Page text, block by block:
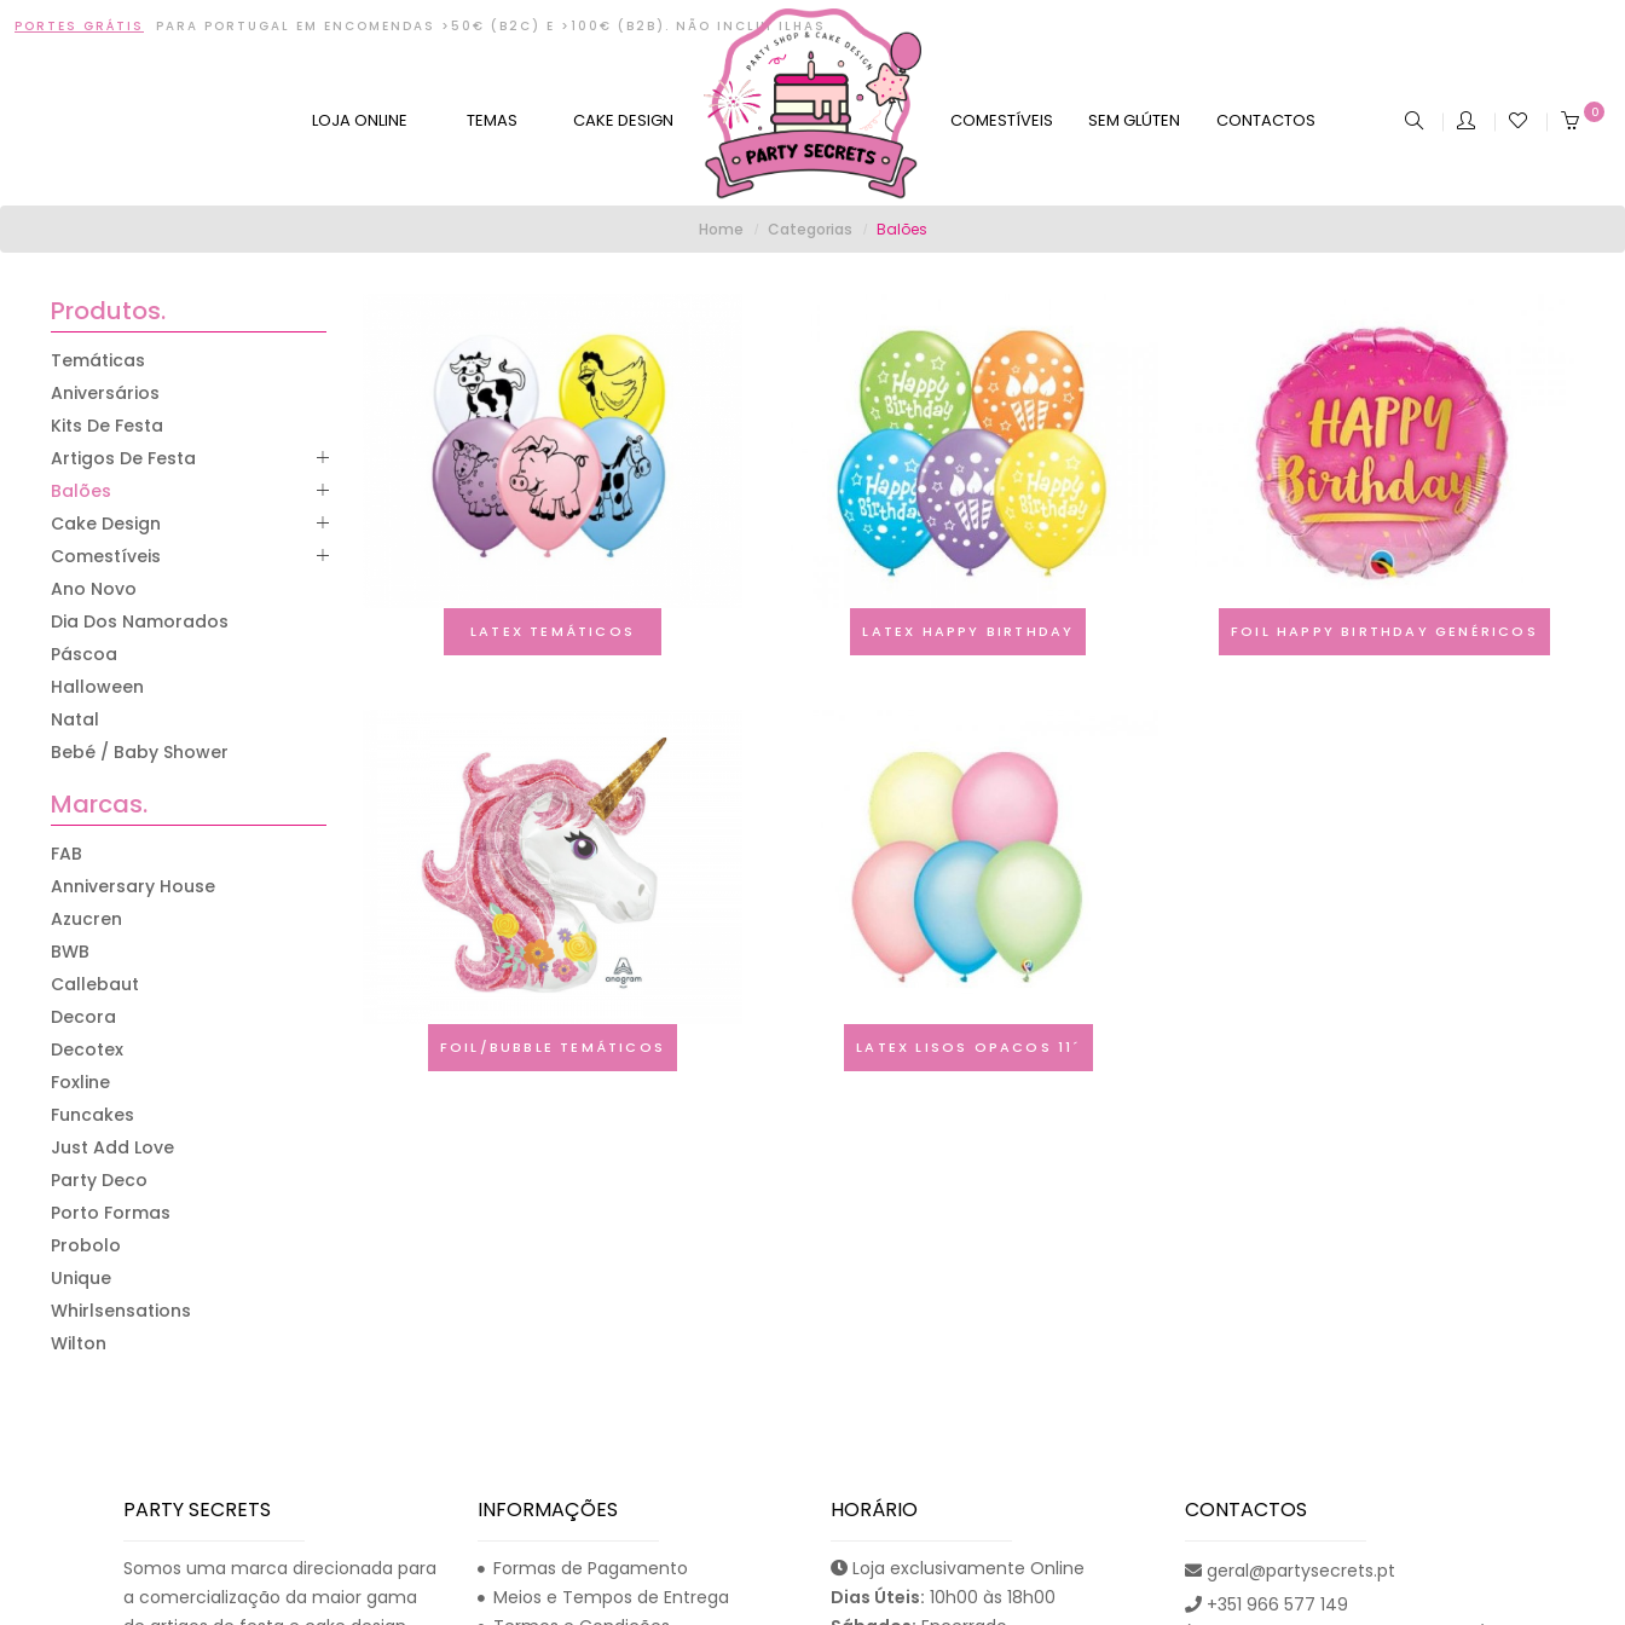
PORTES GRÁTIS PARA PORTUGAL EM ENCOMENDAS >50€ (B2C) E >100€ (B2B). NÃO INCLUI ILHAS
LOJA ONLINE TEMAS CAKE DESIGN COMESTÍVEIS SEM GLÚTEN CONTACTOS 0
Home Categorias Balões
Produtos.
Temáticas
Aniversários
Kits De Festa
Artigos De Festa
Balões
Cake Design
Comestíveis
Ano Novo
Dia Dos Namorados
Páscoa
Halloween
Natal
Bebé / Baby Shower
Marcas.
FAB
Anniversary House
Azucren
BWB
Callebaut
Decora
Decotex
Foxline
Funcakes
Just Add Love
Party Deco
Porto Formas
Probolo
Unique
Whirlsensations
Wilton
LATEX TEMÁTICOS LATEX HAPPY BIRTHDAY FOIL HAPPY BIRTHDAY GENÉRICOS
FOIL/BUBBLE TEMÁTICOS LATEX LISOS OPACOS 11´
PARTY SECRETS
Somos uma marca direcionada para
a comercialização da maior gama
INFORMAÇÕES
Formas de Pagamento
Meios e Tempos de Entrega
HORÁRIO
Loja exclusivamente Online
Dias Úteis: 10h00 às 18h00
CONTACTOS
geral@partysecrets.pt
+351 966 577 149